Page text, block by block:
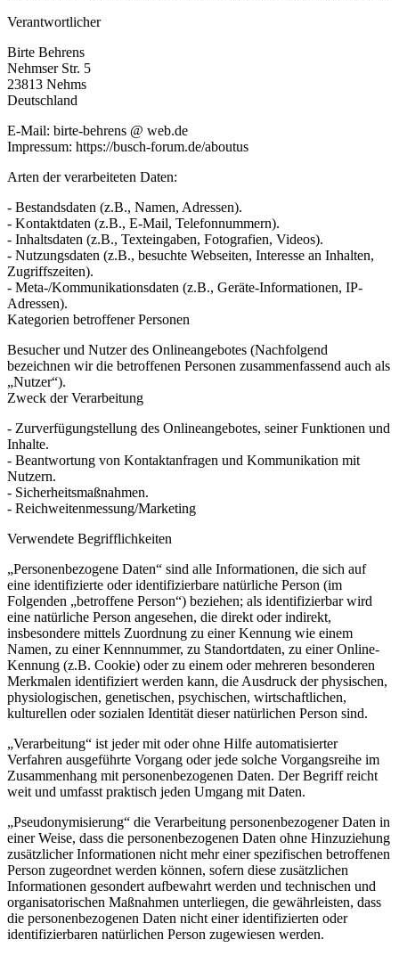
Verantwortlicher
Birte Behrens
Nehmser Str. 5
23813 Nehms
Deutschland
E-Mail: birte-behrens @ web.de
Impressum: https://busch-forum.de/aboutus
Arten der verarbeiteten Daten:
- Bestandsdaten (z.B., Namen, Adressen).
- Kontaktdaten (z.B., E-Mail, Telefonnummern).
- Inhaltsdaten (z.B., Texteingaben, Fotografien, Videos).
- Nutzungsdaten (z.B., besuchte Webseiten, Interesse an Inhalten,
Zugriffszeiten).
- Meta-/Kommunikationsdaten (z.B., Geräte-Informationen, IP-
Adressen).
Kategorien betroffener Personen
Besucher und Nutzer des Onlineangebotes (Nachfolgend
bezeichnen wir die betroffenen Personen zusammenfassend auch als
„Nutzer“).
Zweck der Verarbeitung
- Zurverfügungstellung des Onlineangebotes, seiner Funktionen und
Inhalte.
- Beantwortung von Kontaktanfragen und Kommunikation mit
Nutzern.
- Sicherheitsmaßnahmen.
- Reichweitenmessung/Marketing
Verwendete Begrifflichkeiten
„Personenbezogene Daten“ sind alle Informationen, die sich auf
eine identifizierte oder identifizierbare natürliche Person (im
Folgenden „betroffene Person“) beziehen; als identifizierbar wird
eine natürliche Person angesehen, die direkt oder indirekt,
insbesondere mittels Zuordnung zu einer Kennung wie einem
Namen, zu einer Kennnummer, zu Standortdaten, zu einer Online-
Kennung (z.B. Cookie) oder zu einem oder mehreren besonderen
Merkmalen identifiziert werden kann, die Ausdruck der physischen,
physiologischen, genetischen, psychischen, wirtschaftlichen,
kulturellen oder sozialen Identität dieser natürlichen Person sind.
„Verarbeitung“ ist jeder mit oder ohne Hilfe automatisierter
Verfahren ausgeführte Vorgang oder jede solche Vorgangsreihe im
Zusammenhang mit personenbezogenen Daten. Der Begriff reicht
weit und umfasst praktisch jeden Umgang mit Daten.
„Pseudonymisierung“ die Verarbeitung personenbezogener Daten in
einer Weise, dass die personenbezogenen Daten ohne Hinzuziehung
zusätzlicher Informationen nicht mehr einer spezifischen betroffenen
Person zugeordnet werden können, sofern diese zusätzlichen
Informationen gesondert aufbewahrt werden und technischen und
organisatorischen Maßnahmen unterliegen, die gewährleisten, dass
die personenbezogenen Daten nicht einer identifizierten oder
identifizierbaren natürlichen Person zugewiesen werden.